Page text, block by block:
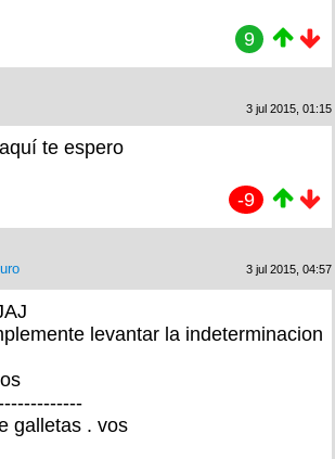
9
3 jul 2015, 01:15
aquí te espero
-9
3 jul 2015, 04:57
levantar la indeterminacion
galletas . vos